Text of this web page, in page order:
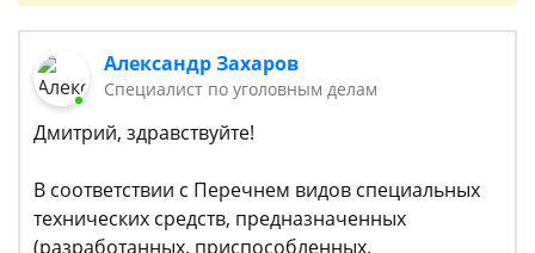
Александр Захаров
Специалист по уголовным делам
Дмитрий, здравствуйте!
В соответствии с Перечнем видов специальных
технических средств, предназначенных
(разработанных, приспособленных,